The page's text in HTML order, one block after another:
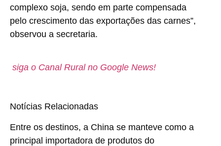
complexo soja, sendo em parte compensada
pelo crescimento das exportações das carnes”,
observou a secretaria.
siga o Canal Rural no Google News!
Notícias Relacionadas
Entre os destinos, a China se manteve como a
principal importadora de produtos do